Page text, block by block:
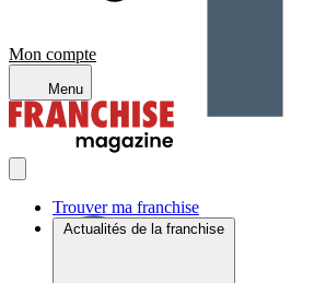
Mon compte
Menu
Trouver ma franchise
Actualités de la franchise